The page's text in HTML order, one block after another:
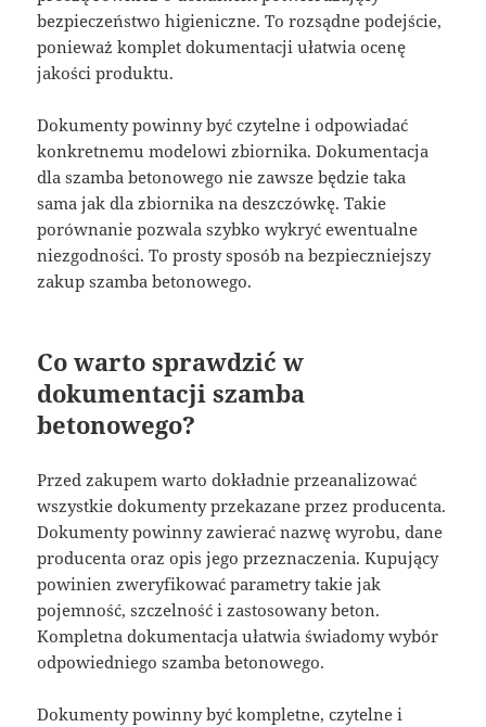
bezpieczeństwo higieniczne. To rozsądne podejście,
ponieważ komplet dokumentacji ułatwia ocenę
jakości produktu.
Dokumenty powinny być czytelne i odpowiadać
konkretnemu modelowi zbiornika. Dokumentacja
dla szamba betonowego nie zawsze będzie taka
sama jak dla zbiornika na deszczówkę. Takie
porównanie pozwala szybko wykryć ewentualne
niezgodności. To prosty sposób na bezpieczniejszy
zakup szamba betonowego.
Co warto sprawdzić w
dokumentacji szamba
betonowego?
Przed zakupem warto dokładnie przeanalizować
wszystkie dokumenty przekazane przez producenta.
Dokumenty powinny zawierać nazwę wyrobu, dane
producenta oraz opis jego przeznaczenia. Kupujący
powinien zweryfikować parametry takie jak
pojemność, szczelność i zastosowany beton.
Kompletna dokumentacja ułatwia świadomy wybór
odpowiedniego szamba betonowego.
Dokumenty powinny być kompletne, czytelne i